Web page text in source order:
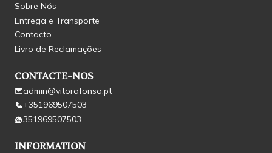
Sobre Nós
Entrega e Transporte
Contacto
Livro de Reclamações
CONTACTE-NOS
admin@vitorafonso.pt
+351969507503
351969507503
INFORMATION